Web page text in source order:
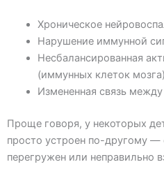
Хроническое
Нарушение иммунной
Несбалансированная
(иммунных клеток мозга)
Измененная связь
Проще говоря, у некоторых
просто устроен по-другому
перегружен или неправильно